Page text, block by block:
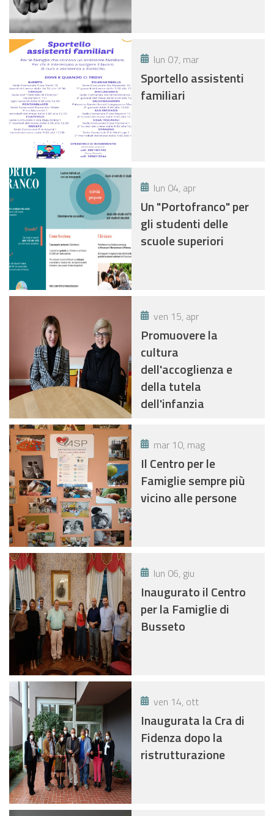
lun 07, mar
Sportello assistenti
familiari
lun 04, apr
Un "Portofranco" per
gli studenti delle
scuole superiori
ven 15, apr
Promuovere la
cultura
dell'accoglienza e
della tutela
dell'infanzia
mar 10, mag
Il Centro per le
Famiglie sempre più
vicino alle persone
lun 06, giu
Inaugurato il Centro
per la Famiglie di
Busseto
ven 14, ott
Inaugurata la Cra di
Fidenza dopo la
ristrutturazione